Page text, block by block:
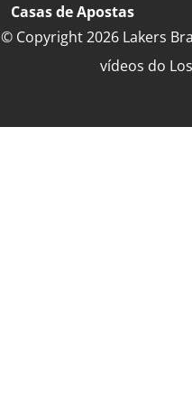
Casas de Apostas
© Copyright 2026 Lakers
vídeos do